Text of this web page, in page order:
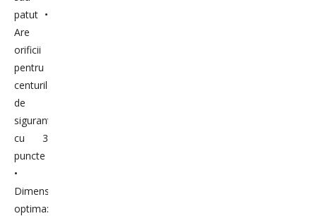
patut •
Are
orificii
pentru
centurile
de
siguranta
cu 3
puncte
•
Dimensiune
optima: